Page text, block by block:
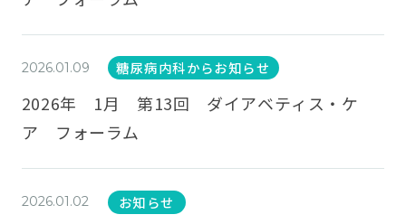
2026.01.09 糖尿病内科からお知らせ
2026年 1月 第13回 ダイアベティス・ケ
ア フォーラム
2026.01.02 お知らせ